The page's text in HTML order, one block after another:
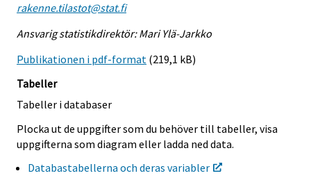
rakenne.tilastot@stat.fi
Ansvarig statistikdirektör: Mari Ylä-Jarkko
Publikationen i pdf-format (219,1 kB)
Tabeller
Tabeller i databaser
Plocka ut de uppgifter som du behöver till tabeller, visa
uppgifterna som diagram eller ladda ned data.
Databastabellerna och deras variabler